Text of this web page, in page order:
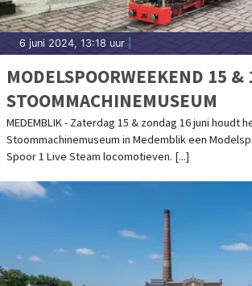
6 juni 2024, 13:18 uur
MODELSPOORWEEKEND 15
STOOMMACHINEMUSEUM
MEDEMBLIK - Zaterdag 15 & zondag 16 juni houdt
Stoommachinemuseum in Medemblik een
Spoor 1 Live Steam locomotieven. [...]